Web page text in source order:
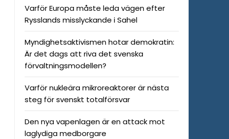
Varför Europa måste leda vägen efter
Rysslands misslyckande i Sahel
Myndighetsaktivismen hotar demokratin:
Är det dags att riva det svenska
förvaltningsmodellen?
Varför nukleära mikroreaktorer är nästa
steg för svenskt totalförsvar
Den nya vapenlagen är en attack mot
laglydiga medborgare